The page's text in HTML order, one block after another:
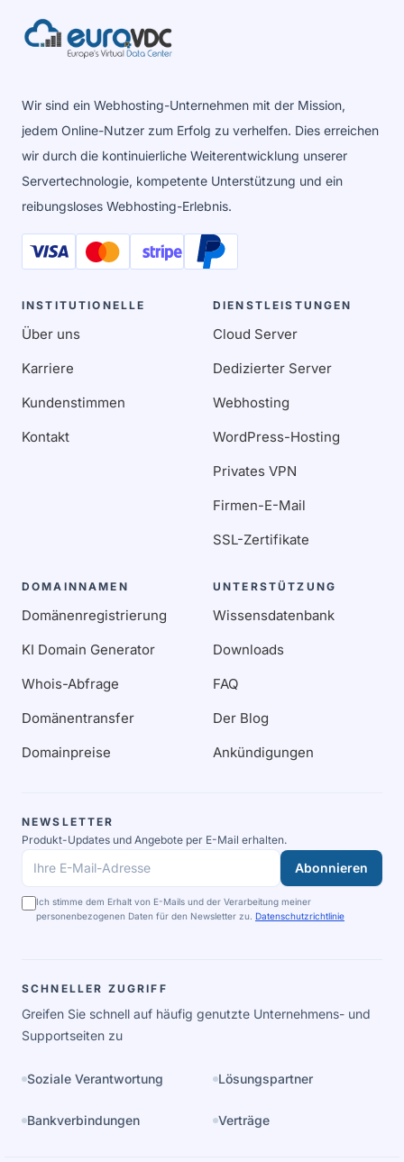
Wir sind ein Webhosting-Unternehmen mit der Mission,
jedem Online-Nutzer zum Erfolg zu verhelfen. Dies erreichen
wir durch die kontinuierliche Weiterentwicklung unserer
Servertechnologie, kompetente Unterstützung und ein
reibungsloses Webhosting-Erlebnis.
INSTITUTIONELLE
Über uns
Karriere
Kundenstimmen
Kontakt
DIENSTLEISTUNGEN
Cloud Server
Dedizierter Server
Webhosting
WordPress-Hosting
Privates VPN
Firmen-E-Mail
SSL-Zertifikate
DOMAINNAMEN
Domänenregistrierung
KI Domain Generator
Whois-Abfrage
Domänentransfer
Domainpreise
UNTERSTÜTZUNG
Wissensdatenbank
Downloads
FAQ
Der Blog
Ankündigungen
NEWSLETTER
Produkt-Updates und Angebote per E-Mail erhalten.
Ihre E-Mail-Adresse
Abonnieren
Ich stimme dem Erhalt von E-Mails und der Verarbeitung meiner
personenbezogenen Daten für den Newsletter zu. Datenschutzrichtlinie
SCHNELLER ZUGRIFF
Greifen Sie schnell auf häufig genutzte Unternehmens- und
Supportseiten zu
Soziale Verantwortung Lösungspartner
Bankverbindungen Verträge